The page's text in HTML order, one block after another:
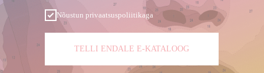
Nõustun privaatsuspoliitikaga
TELLI ENDALE E-KATALOOG